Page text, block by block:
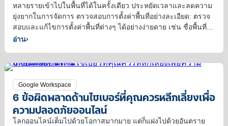
หลายรายเข้าไปในพื้นที่ได้ในครั้งเดียว ประหยัดเวลาและลดความ
ยุ่งยากในการจัดการ ตรวจสอบการตั้งค่าพื้นที่อย่างละเอียด: ตรวจ
สอบและแก้ไขการตั้งค่าพื้นที่ต่างๆ ได้อย่างง่ายดาย เช่น ชื่อพื้นที่...
อ่าน›
Google Workspace
6 ข้อผิดพลาดด้านไซเบอร์ที่คุณควรหลีกเลี่ยงเพื่อ
ความปลอดภัยออนไลน์
โลกออนไลน์เต็มไปด้วยโอกาสมากมาย แต่ก็แฝงไปด้วยอันตราย